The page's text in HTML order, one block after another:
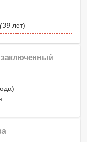
(39 лет)
заключенный